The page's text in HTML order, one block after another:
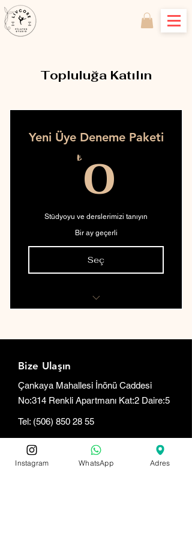
Topluluğa Katılın
Yeni Üye Deneme Paketi
₺ 0
Stüdyoyu ve derslerimizi tanıyın
Bir ay geçerli
Seç
Açık stüdyo erişimi
Bize Ulaşın
Çankaya Mahallesi İnönü Caddesi
No:314 Renkli Apartmanı Kat:2 Daire:5
Tel: (506) 850 28 55
Tel:(539) 626 94 14
Instagram WhatsApp Adres